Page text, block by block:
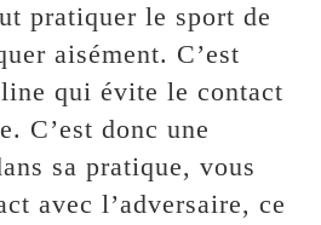
pratiquer le sport de
aisément. C’est
qui évite le contact
C’est donc une
sa pratique, vous
avec l’adversaire, ce